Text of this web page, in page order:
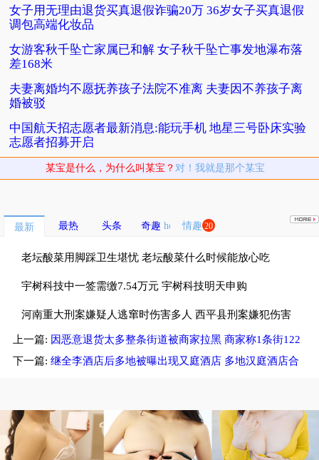
女子用无理由退货买真退假诈骗20万 36岁女子买真退假
调包高端化妆品
女游客秋千坠亡家属已和解 女子秋千坠亡事发地瀑布落
差168米
夫妻离婚均不愿抚养孩子法院不准离 夫妻因不养孩子离
婚被驳
中国航天招志愿者最新消息:能玩手机 地星三号卧床实验
志愿者招募开启
某宝是什么，为什么叫某宝？ 对！我就是那个某宝
最新 最热 头条 奇趣 情趣 20
老坛酸菜用脚踩卫生堪忧 老坛酸菜什么时候能放心吃
宇树科技中一签需缴7.54万元 宇树科技明天申购
河南重大刑案嫌疑人逃窜时伤害多人 西平县刑案嫌犯伤害
多名无辜群众
上一篇: 因恶意退货太多整条街道被商家拉黑 商家称1条街122
件包裹94件仅退款
下一篇: 继全李酒店后多地被曝出现又庭酒店 多地汉庭酒店合